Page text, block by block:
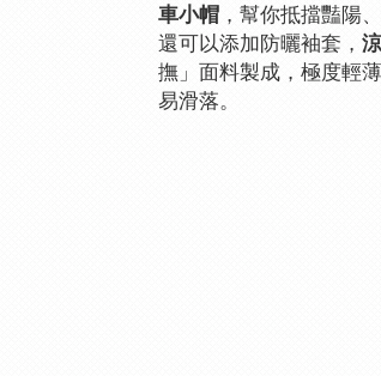
車小帽 ，幫你抵擋豔陽
還可以添加防曬袖套，
撫」面料製成，極度輕
易滑落。